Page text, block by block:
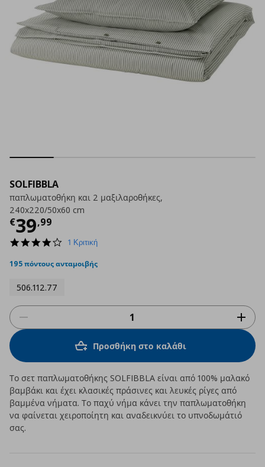
SOLFIBBLA
παπλωματοθήκη και 2 μαξιλαροθήκες,
240x220/50x60 cm
€39,99
Τρέχουσα τιμή
4.0
rating
1 Κριτική
195 πόντους ανταμοιβής
506.112.77
Προσθήκη στο καλάθι
Το σετ παπλωματοθήκης SOLFIBBLA είναι από 100% μαλακό
βαμβάκι και έχει κλασικές πράσινες και λευκές ρίγες από
βαμμένα νήματα. Το παχύ νήμα κάνει την παπλωματοθήκη
να φαίνεται χειροποίητη και αναδεικνύει το υπνοδωμάτιό
σας.